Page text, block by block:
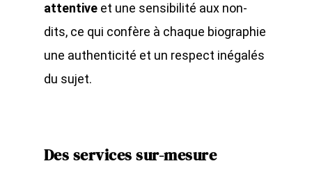
attentiveet une sensibilité aux non-
dits, ce qui confère à chaque biographie
une authenticité et un respect inégalés
du sujet.
Des services sur-mesure